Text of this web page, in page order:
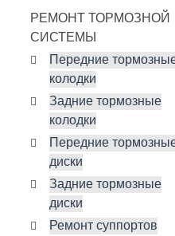
РЕМОНТ ТОРМОЗНОЙ
СИСТЕМЫ
Передние
колодки
Задние тормозные
колодки
Передние
диски
Задние тормозные
диски
Ремонт суппортов